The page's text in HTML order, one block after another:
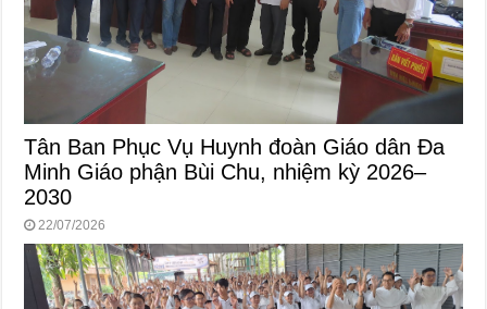
Tân Ban Phục Vụ Huynh đoàn Giáo dân Đa
Minh Giáo phận Bùi Chu, nhiệm kỳ 2026–
2030
22/07/2026